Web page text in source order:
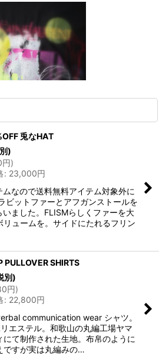
兎なHAT
)
円)
: 23,000円
ムなので送料無料アイテム対象外に
ビットファーとアフガンストールを
いました。FLISMらしくファーを大
リュームを。サイドにたれるフリン
PULLOVER SHIRTS
別)
円)
: 22,800円
communication wear シャツ。
エステル。和歌山の丸編工場ヤマ
にて制作された生地。布帛のように
ですが実は丸編みの…